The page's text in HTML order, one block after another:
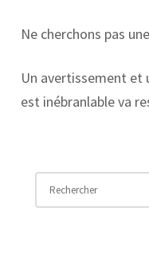
Ne cherchons pas
Un avertissement et
est inébranlable va